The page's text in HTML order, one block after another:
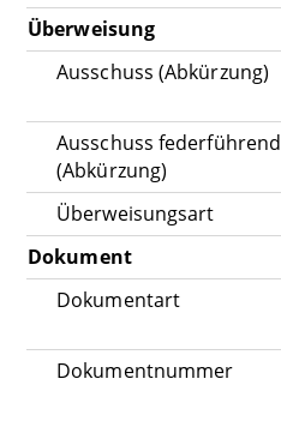
Überweisung
Ausschuss (Abkürzung)
Ausschuss federführend
(Abkürzung)
Überweisungsart
Dokument
Dokumentart
Dokumentnummer